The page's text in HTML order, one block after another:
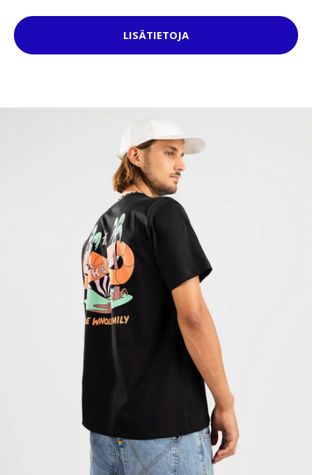
LISÄTIETOJA